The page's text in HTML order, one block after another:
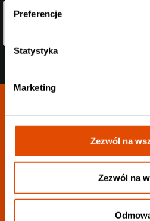
Preferencje
Statystyka
Marketing
Zezwól na
Zezwól na
Join our
Choose your favorite genres
newsletter as much as